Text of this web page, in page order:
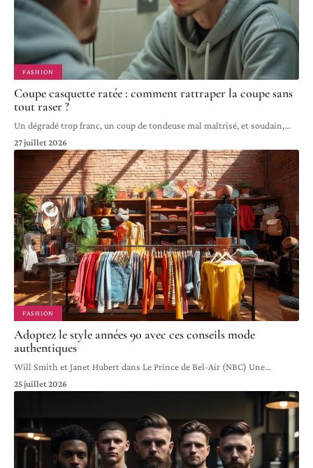
FASHION
Coupe casquette ratée : comment rattraper la coupe sans
tout raser ?
Un dégradé trop franc, un coup de tondeuse mal maîtrisé, et soudain,…
27 juillet 2026
FASHION
Adoptez le style années 90 avec ces conseils mode
authentiques
Will Smith et Janet Hubert dans Le Prince de Bel-Air (NBC) Une…
25 juillet 2026